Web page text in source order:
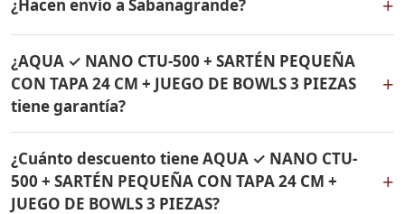
24 CM + JUEGO DE BOWLS 3 PIEZAS incluye: Filtro de
agua Rena Ware + Bowls Rena Ware + Sartén con tapa
de 24 cm Rena Ware. Todos los productos son
originales Rena Ware con garantía de por vida.
¿Hacen envío a Sabanagrande?
SARTÉN PEQUEÑA CON TAPA 24 CM + JUEGO DE BOWLS
3 PIEZAS a Sabanagrande, Atlántico y a todo Colombia.
El pago es contra entrega.
¿AQUA ✓ NANO CTU-500 + SARTÉN PEQUEÑA
CON TAPA 24 CM + JUEGO DE BOWLS 3 PIEZAS
tiene garantía?
+
CTU-500 + SARTÉN PEQUEÑA CON TAPA 24 CM + JUEGO
DE BOWLS 3 PIEZAS tienen garantía de por vida contra
¿Cuánto descuento tiene AQUA ✓ NANO CTU-
500 + SARTÉN PEQUEÑA CON TAPA 24 CM +
JUEGO DE BOWLS 3 PIEZAS?
+